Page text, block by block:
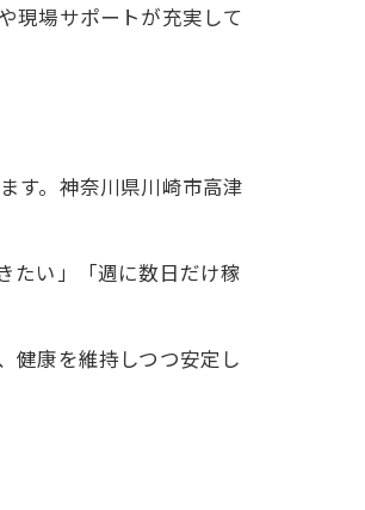
現場サポートが充実して
す。神奈川県川崎市高津
たい」「週に数日だけ稼
健康を維持しつつ安定し